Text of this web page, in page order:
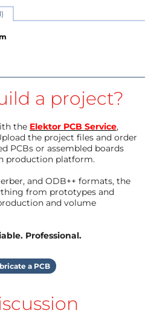
a project?
the Elektor PCB Service,
the project files and order
PCBs or assembled boards
production platform.
and ODB++ formats, the
from prototypes and
and volume
Professional.
a PCB